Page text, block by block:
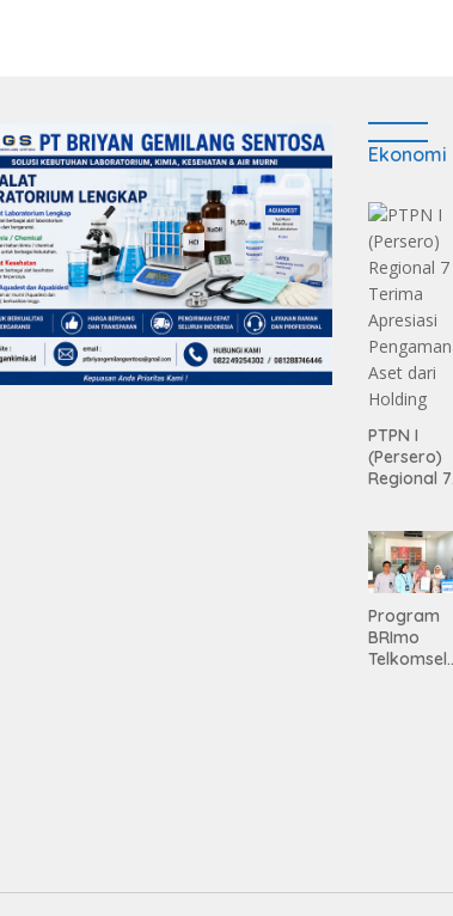
Ekonomi
PTPN I
(Persero)
Regional 7
Aset dari
Holding
Program
BRImo
Telkomsel
Nasabah